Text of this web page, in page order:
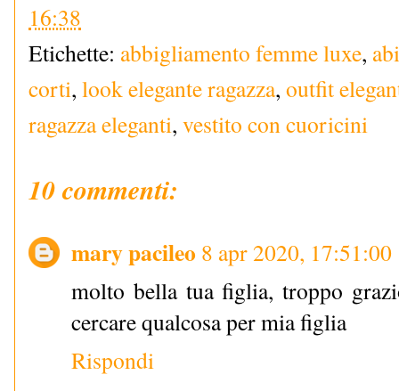
16:38
Etichette: abbigliamento femme luxe,
corti, look elegante ragazza, outfit
ragazza eleganti, vestito con cuoricini
10 commenti:
mary pacileo 8 apr 2020, 17:51:00
molto bella tua figlia, troppo
cercare qualcosa per mia figlia
Rispondi